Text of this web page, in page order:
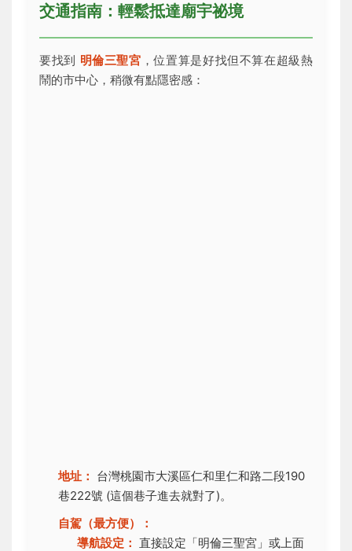
交通指南：輕鬆抵達廟宇祕境
要找到 明倫三聖宮 ，位置算是好找但不算在超級熱
鬧的市中心，稍微有點隱密感：
地址： 台灣桃園市大溪區仁和里仁和路二段190
巷222號 (這個巷子進去就對了)。
自駕（最方便）：
導航設定： 直接設定「明倫三聖宮」或上面